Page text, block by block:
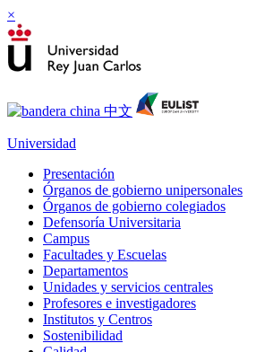
×
Universidad
Presentación
Órganos de gobierno unipersonales
Órganos de gobierno colegiados
Defensoría Universitaria
Campus
Facultades y Escuelas
Departamentos
Unidades y servicios centrales
Profesores e investigadores
Institutos y Centros
Sostenibilidad